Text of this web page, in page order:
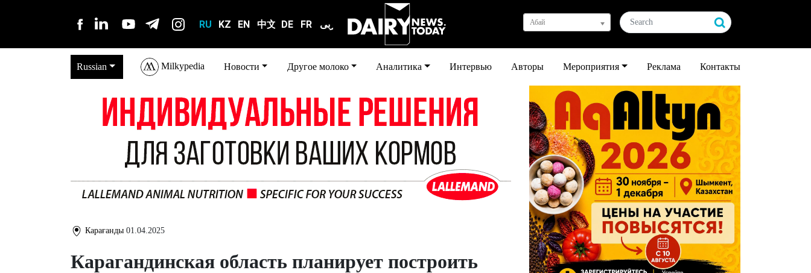
RU KZ EN 中文 DE FR عربى Абай
Russian Milkypedia Новости Другое молоко Аналитика Интервью Авторы Мероприятия Реклама Контакты
Карағанды 01.04.2025
Карагандинская область планирует построить